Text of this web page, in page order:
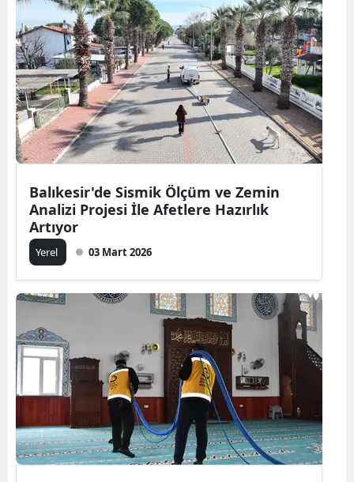
Balıkesir'de Sismik Ölçüm ve Zemin
Analizi Projesi İle Afetlere Hazırlık
Artıyor
Yerel 03 Mart 2026